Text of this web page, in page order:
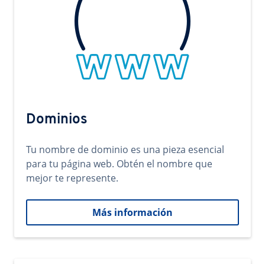
Dominios
Tu nombre de dominio es una pieza esencial
para tu página web. Obtén el nombre que
mejor te represente.
Más información